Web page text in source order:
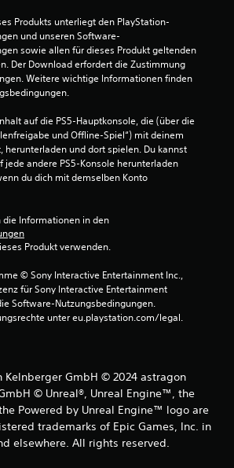
Produkts unterliegt den PlayStation-
und unseren Software-
sowie allen für dieses Produkt geltenden
Der Download erfordert die Zustimmung
Weitere wichtige Informationen finden
auf die PS5-Hauptkonsole, die (über die
und Offline-Spiel“) mit deinem
herunterladen und dort spielen. Du kannst
jede andere PS5-Konsole herunterladen
du dich mit demselben Konto
die Informationen in den
Produkt verwenden.
© Sony Interactive Entertainment Inc.,
für Sony Interactive Entertainment
Software-Nutzungsbedingungen.
unter eu.playstation.com/legal.
Kelnberger GmbH © 2024 astragon
© Unreal®, Unreal Engine™, the
Powered by Unreal Engine™ logo are
trademarks of Epic Games, Inc. in
elsewhere. All rights reserved.